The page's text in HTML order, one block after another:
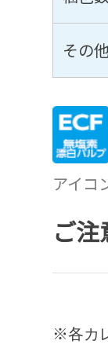
その
アイコ
ご
※各カ